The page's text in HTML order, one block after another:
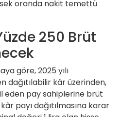
oranda nakit temettü
250 Brüt
göre, 2025 yılı
dağıtılabilir kâr üzerinden,
eden pay sahiplerine brüt
payı dağıtılmasına karar